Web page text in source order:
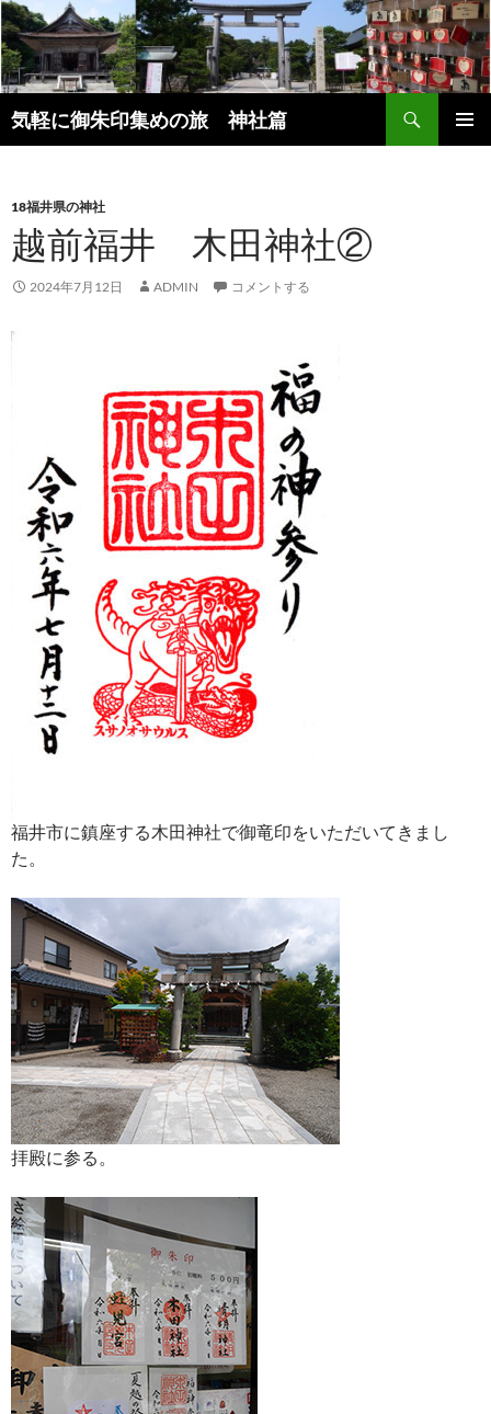
コ
ン
テ
ン
ツ
へ
プ
気軽に御朱印集めの旅 神社篇
索
18福井県の神社
越前福井 木田神社②
2024年7月12日 ADMIN コメントする
福井市に鎮座する木田神社で御竜印をいただいてきまし
た。
拝殿に参る。